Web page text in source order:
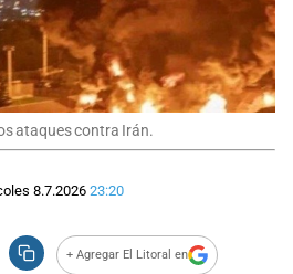
ataques contra Irán.
8.7.2026 23:20
+ Agregar El Litoral en